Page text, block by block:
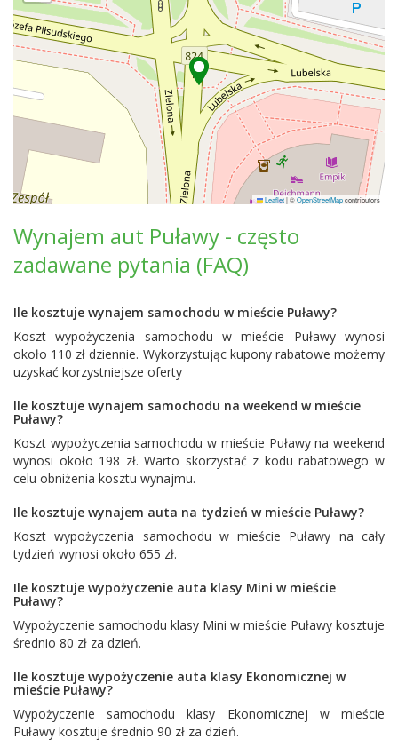
Leaflet|©OpenStreetMapcontributors
Wynajem aut Puławy - często
zadawane pytania (FAQ)
Ile kosztuje wynajem samochodu w mieście Puławy?
Koszt wypożyczenia samochodu w mieście Puławy wynosi
około 110 zł dziennie. Wykorzystując kupony rabatowe możemy
uzyskać korzystniejsze oferty
Ile kosztuje wynajem samochodu na weekend w mieście
Puławy?
Koszt wypożyczenia samochodu w mieście Puławy na weekend
wynosi około 198 zł. Warto skorzystać z kodu rabatowego w
celu obniżenia kosztu wynajmu.
Ile kosztuje wynajem auta na tydzień w mieście Puławy?
Koszt wypożyczenia samochodu w mieście Puławy na cały
tydzień wynosi około 655 zł.
Ile kosztuje wypożyczenie auta klasy Mini w mieście
Puławy?
Wypożyczenie samochodu klasy Mini w mieście Puławy kosztuje
średnio 80 zł za dzień.
Ile kosztuje wypożyczenie auta klasy Ekonomicznej w
mieście Puławy?
Wypożyczenie samochodu klasy Ekonomicznej w mieście
Puławy kosztuje średnio 90 zł za dzień.